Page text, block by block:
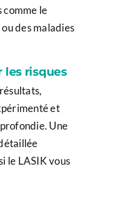
comme le
des maladies
risques
et
Une
le LASIK vous